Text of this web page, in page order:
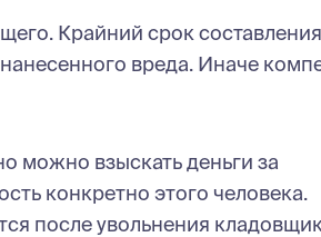
Крайний срок составления
вреда. Иначе
можно взыскать деньги за
конкретно этого человека.
после увольнения